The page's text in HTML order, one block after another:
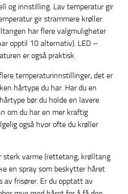
og innstilling. Lav temperatur gir
gir strammere krøller.
har flere valgmuligheter
opptil 10 alternativ). LED –
er også praktisk.
temperaturinnstillinger, det er
hårtype du har. Har du en
bør du holde en lavere
om du har en mer kraftig
også hvor ofte du krøller
sterk varme (rettetang, krølltang
en spray som beskytter håret
av frisører. Er du opptatt av